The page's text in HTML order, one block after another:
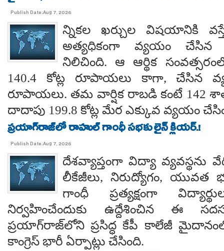
Publish Date:Aug 7, 2026
న్నికల ఖర్చుల విషయానికి
అత్యధికంగా వ్యయం చేసిన
నిలిచింది. ఆ ఆర్థిక
140.4 కోట్ల రూపాయలు కాగా, చేసిన
రూపాయలు. తమ వార్షిక రాబడి కంటే 142
దాదాపు 199.8 కోట్ల మేర ఎక్కువ వ్యయం
ప్రయాగ్‌రాజ్‌లో రాహుల్ గాంధీ సభకు లైన్ క్లియర్.!
Publish Date:Aug 7, 2026
దేశవ్యాప్తంగా విద్యా వ్యవస్థను
లీకేజీలు, నిరుద్యోగం, యువత
గాంధీ ప్రత్యక్షంగా
నిర్వహించేందుకు ఉద్దేశించిన ఈ
ప్రయాగ్‌రాజ్‌లోని ప్రసిద్ధ కేపీ కాలేజీ మైదానంలో
కాంగ్రెస్ భారీ ఏర్పాట్లు చేసింది.